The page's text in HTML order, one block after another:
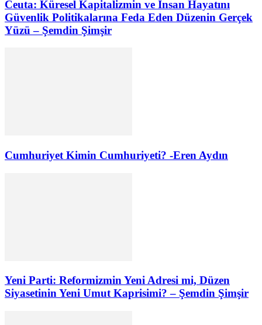
Ceuta: Küresel Kapitalizmin ve İnsan Hayatını
Güvenlik Politikalarına Feda Eden Düzenin Gerçek
Yüzü – Şemdin Şimşir
Cumhuriyet Kimin Cumhuriyeti? -Eren Aydın
Yeni Parti: Reformizmin Yeni Adresi mi, Düzen
Siyasetinin Yeni Umut Kaprisimi? – Şemdin Şimşir